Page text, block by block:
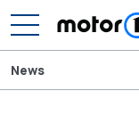
News